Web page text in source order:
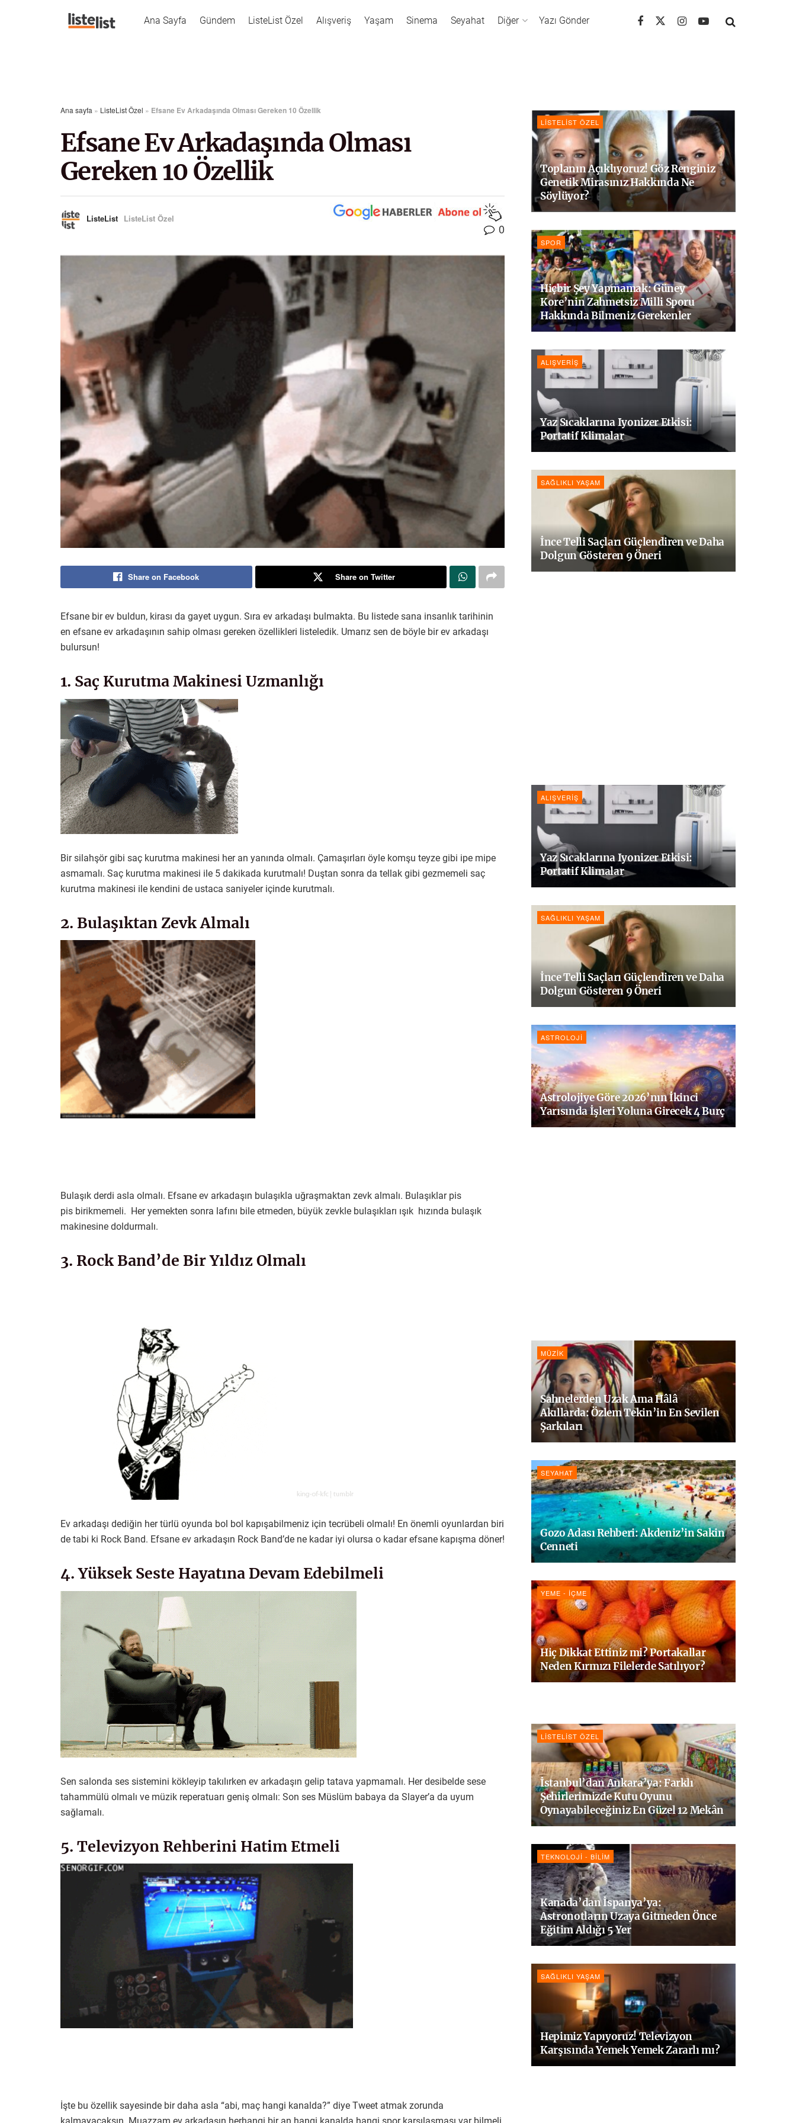
Ana Sayfa Gündem ListeList Özel Alışveriş Yaşam Sinema Seyahat Diğer Yazı Gönder
Ana sayfa » ListeList Özel » Efsane Ev Arkadaşında Olması Gereken 10 Özellik
Efsane Ev Arkadaşında Olması
Gereken 10 Özellik
ListeList ListeList Özel
0
Share on Facebook Share on Twitter
Efsane bir ev buldun, kirası da gayet uygun. Sıra ev arkadaşı bulmakta. Bu listede sana insanlık tarihinin
en efsane ev arkadaşının sahip olması gereken özellikleri listeledik. Umarız sen de böyle bir ev arkadaşı
bulursun!
1. Saç Kurutma Makinesi Uzmanlığı
Bir silahşör gibi saç kurutma makinesi her an yanında olmalı. Çamaşırları öyle komşu teyze gibi ipe mipe
asmamalı. Saç kurutma makinesi ile 5 dakikada kurutmalı! Duştan sonra da tellak gibi gezmemeli saç
kurutma makinesi ile kendini de ustaca saniyeler içinde kurutmalı.
2. Bulaşıktan Zevk Almalı
Bulaşık derdi asla olmalı. Efsane ev arkadaşın bulaşıkla uğraşmaktan zevk almalı. Bulaşıklar pis
pis birikmemeli. Her yemekten sonra lafını bile etmeden, büyük zevkle bulaşıkları ışık hızında bulaşık
makinesine doldurmalı.
3. Rock Band’de Bir Yıldız Olmalı
Ev arkadaşı dediğin her türlü oyunda bol bol kapışabilmeniz için tecrübeli olmalı! En önemli oyunlardan biri
de tabi ki Rock Band. Efsane ev arkadaşın Rock Band’de ne kadar iyi olursa o kadar efsane kapışma döner!
4. Yüksek Seste Hayatına Devam Edebilmeli
Sen salonda ses sistemini kökleyip takılırken ev arkadaşın gelip tatava yapmamalı. Her desibelde sese
tahammülü olmalı ve müzik reperatuarı geniş olmalı: Son ses Müslüm babaya da Slayer’a da uyum
sağlamalı.
5. Televizyon Rehberini Hatim Etmeli
İşte bu özellik sayesinde bir daha asla “abi, maç hangi kanalda?” diye Tweet atmak zorunda
LISTELIST ÖZEL
Toplanın Açıklıyoruz! Göz Renginiz
Genetik Mirasınız Hakkında Ne
Söylüyor?
SPOR
Hiçbir Şey Yapmamak: Güney
Kore’nin Zahmetsiz Milli Sporu
Hakkında Bilmeniz Gerekenler
ALIŞVERIŞ
Yaz Sıcaklarına Iyonizer Etkisi:
Portatif Klimalar
SAĞLIKLI YAŞAM
İnce Telli Saçları Güçlendiren ve Daha
Dolgun Gösteren 9 Öneri
ALIŞVERIŞ
Yaz Sıcaklarına Iyonizer Etkisi:
Portatif Klimalar
SAĞLIKLI YAŞAM
İnce Telli Saçları Güçlendiren ve Daha
Dolgun Gösteren 9 Öneri
ASTROLOJI
Astrolojiye Göre 2026’nın İkinci
Yarısında İşleri Yoluna Girecek 4 Burç
MÜZIK
Sahnelerden Uzak Ama Hâlâ
Akıllarda: Özlem Tekin’in En Sevilen
Şarkıları
SEYAHAT
Gozo Adası Rehberi: Akdeniz’in Sakin
Cenneti
YEME - İÇME
Hiç Dikkat Ettiniz mi? Portakallar
Neden Kırmızı Filelerde Satılıyor?
LISTELIST ÖZEL
İstanbul’dan Ankara’ya: Farklı
Şehirlerimizde Kutu Oyunu
Oynayabileceğiniz En Güzel 12 Mekân
TEKNOLOJI - BILIM
Kanada’dan İspanya’ya:
Astronotların Uzaya Gitmeden Önce
Eğitim Aldığı 5 Yer
SAĞLIKLI YAŞAM
Hepimiz Yapıyoruz! Televizyon
Karşısında Yemek Yemek Zararlı mı?